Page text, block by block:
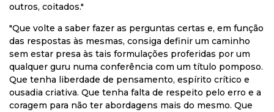
outros, coitados."
"Que volte a saber fazer as perguntas certas e, em função
das respostas às mesmas, consiga definir um caminho
sem estar presa às tais formulações proferidas por um
qualquer guru numa conferência com um título pomposo.
Que tenha liberdade de pensamento, espírito crítico e
ousadia criativa. Que tenha falta de respeito pelo erro e a
coragem para não ter abordagens mais do mesmo. Que